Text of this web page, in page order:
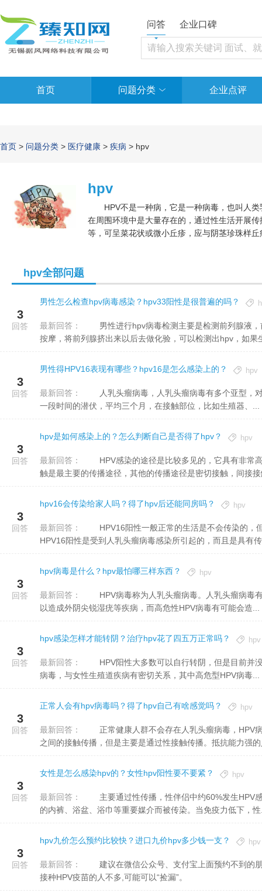
问答 企业口碑
首页 问题分类 企业点评
首页 > 问题分类 > 医疗健康 > 疾病 > hpv
hpv
HPV不是一种病，它是一种病毒，也叫人类
在周围环境中是大量存在的，通过性生活开展
等，可呈菜花状或微小丘疹，应与阴茎珍珠样
hpv全部问题
3
回答
男性怎么检查hpv病毒感染？hpv33阳性是很普遍的吗？
最新回答：
按摩，将前列腺挤出来以后去做化验，可以检测出hpv，如果
3
回答
男性得HPV16表现有哪些？hpv16是怎么感染上的？ hpv
最新回答：
一段时间的潜伏，平均三个月，在接触部位，比如生殖器、...
3
回答
hpv是如何感染上的？怎么判断自己是否得了hpv？ hpv
最新回答：
触是最主要的传播途径，其他的传播途径是密切接触，间接
3
回答
hpv16会传染给家人吗？得了hpv后还能同房吗？ hpv
最新回答：
HPV16阳性是受到人乳头瘤病毒感染所引起的，而且是具有
3
回答
hpv病毒是什么？hpv最怕哪三样东西？ hpv
最新回答：
以造成外阴尖锐湿疣等疾病，而高危性HPV病毒有可能会造...
3
回答
hpv感染怎样才能转阴？治疗hpv花了四五万正常吗？ hpv
最新回答：
病毒，与女性生殖道疾病有密切关系，其中高危型HPV病毒...
3
回答
正常人会有hpv病毒吗？得了hpv自己有啥感觉吗？ hpv
最新回答：
之间的接触传播，但是主要是通过性接触传播。抵抗能力强
3
回答
女性是怎么感染hpv的？女性hpv阳性要不要紧？ hpv
最新回答：
的内裤、浴盆、浴巾等重要媒介而被传染。当免疫力低下，
3
回答
hpv九价怎么预约比较快？进口九价hpv多少钱一支？ hpv
最新回答：
接种HPV疫苗的人不多,可能可以“捡漏”。